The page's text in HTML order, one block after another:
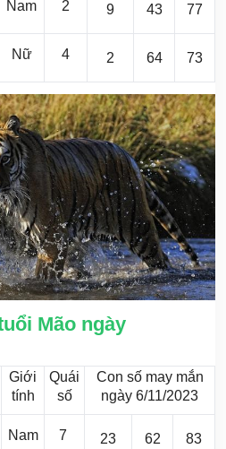
Nam 2 9 43 77
Nữ 4 2 64 73
Mão ngày
Giới
tính
Quái
số
Con số may mắn
ngày 6/11/2023
Nam 7 23 62 83